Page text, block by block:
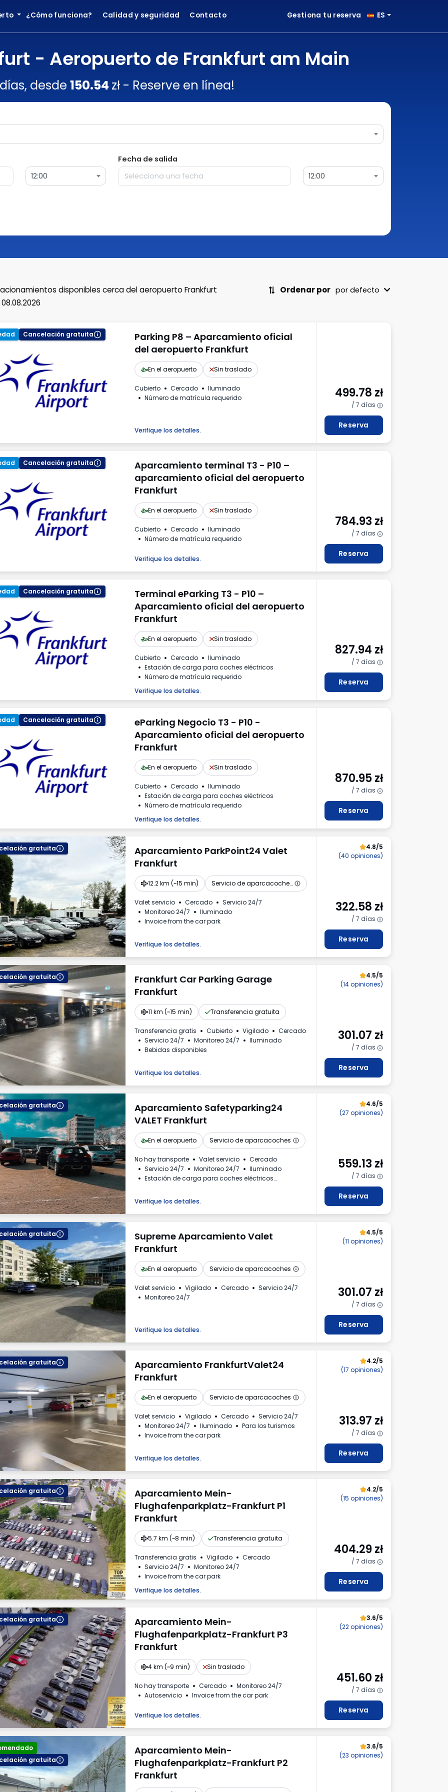
¿Cómo funciona? Calidad y seguridad Contacto Gestiona tu reserva ES
- Aeropuerto de Frankfurt am Main
desde 150.54 zł - Reserve en línea!
12:00
Fecha de salida
12:00
disponibles cerca del aeropuerto Frankfurt
Ordenar por por defecto
Cancelación gratuita
Parking P8 – Aparcamiento oficial
del aeropuerto Frankfurt
En el aeropuerto Sin traslado
Cubierto Cercado
Iluminado
Número de matrícula requerido
Verifique los detalles.
499.78 zł
/ 7 días
Reserva
Cancelación gratuita
Aparcamiento terminal T3 - P10 –
aparcamiento oficial del aeropuerto
Frankfurt
En el aeropuerto Sin traslado
Cubierto Cercado
Iluminado
Número de matrícula requerido
Verifique los detalles.
784.93 zł
/ 7 días
Reserva
Cancelación gratuita
Terminal eParking T3 - P10 –
Aparcamiento oficial del aeropuerto
Frankfurt
En el aeropuerto Sin traslado
Cubierto Cercado
Iluminado
Estación de carga para coches eléctricos
Número de matrícula requerido
Verifique los detalles.
827.94 zł
/ 7 días
Reserva
Cancelación gratuita
eParking Negocio T3 - P10 -
Aparcamiento oficial del aeropuerto
Frankfurt
En el aeropuerto Sin traslado
Cubierto Cercado
Iluminado
Estación de carga para coches eléctricos
Número de matrícula requerido
Verifique los detalles.
870.95zł
/ 7 días
Reserva
gratuita
Aparcamiento ParkPoint24 Valet
Frankfurt
12.2 km (~15 min) Servicio de aparcacoches
Valet servicio Cercado
Servicio 24/7
Monitoreo 24/7
Iluminado
Invoice from the car park
Verifique los detalles.
4.8/5
(40 opiniones)
322.58 zł
/ 7 días
Reserva
gratuita
Frankfurt Car Parking Garage
Frankfurt
11 km (~15 min) Transferencia gratuita
Transferencia gratis Cubierto Vigilado
Cercado
Servicio 24/7
Monitoreo 24/7
Iluminado
Bebidas disponibles
Verifique los detalles.
4.5/5
(14 opiniones)
301.07 zł
/ 7 días
Reserva
gratuita
Aparcamiento Safetyparking24
VALET Frankfurt
En el aeropuerto Servicio de aparcacoches
No hay transporte Valet servicio
Cercado
Servicio 24/7
Monitoreo 24/7
Iluminado
Estación de carga para coches eléctricos
Verifique los detalles.
4.6/5
(27 opiniones)
559.13 zł
/ 7 días
Reserva
gratuita
Supreme Aparcamiento Valet
Frankfurt
En el aeropuerto Servicio de aparcacoches
Valet servicio Vigilado Cercado
Servicio 24/7
Monitoreo 24/7
Verifique los detalles.
4.5/5
(11 opiniones)
301.07 zł
/ 7 días
Reserva
gratuita
Aparcamiento FrankfurtValet24
Frankfurt
En el aeropuerto Servicio de aparcacoches
Valet servicio Vigilado Cercado
Servicio 24/7
Monitoreo 24/7
Iluminado
Para los turismos
Invoice from the car park
Verifique los detalles.
4.2/5
(17 opiniones)
313.97 zł
/ 7 días
Reserva
gratuita
Aparcamiento Mein-
Flughafenparkplatz-Frankfurt P1
Frankfurt
5.7 km (~8 min) Transferencia gratuita
Transferencia gratis Vigilado
Cercado
Servicio 24/7
Monitoreo 24/7
Invoice from the car park
Verifique los detalles.
4.2/5
(15 opiniones)
404.29zł
/ 7 días
Reserva
gratuita
Aparcamiento Mein-
Flughafenparkplatz-Frankfurt P3
Frankfurt
4 km (~9 min) Sin traslado
No hay transporte Cercado
Monitoreo 24/7
Autoservicio
Invoice from the car park
Verifique los detalles.
3.6/5
(22 opiniones)
451.60 zł
/ 7 días
Reserva
gratuita
Aparcamiento Mein-
Flughafenparkplatz-Frankfurt P2
Frankfurt
3.6/5
(23 opiniones)